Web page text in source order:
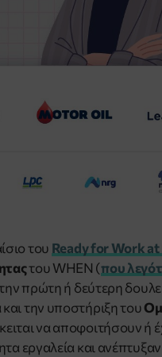
του Ready for Work
του WHEN (που
πρώτη ή δεύτερη
την υποστήριξη του
να αποφοιτήσουν ή
εργαλεία και ανέπτυξαν